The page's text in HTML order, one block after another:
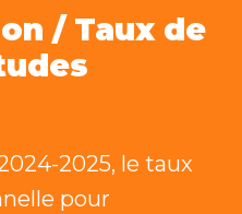
/ Taux de
2025, le taux
pour